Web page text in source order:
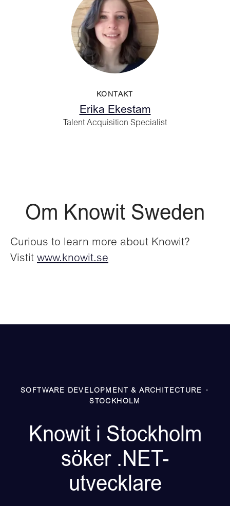
KONTAKT
Erika Ekestam
Talent Acquisition Specialist
Om Knowit Sweden
Curious to learn more about Knowit?
Vistit www.knowit.se
SOFTWARE DEVELOPMENT & ARCHITECTURE
·
STOCKHOLM
Knowit i Stockholm
söker .NET-
utvecklare